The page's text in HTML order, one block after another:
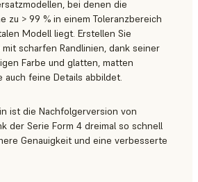
bei denen die
zu > 99 % in einem Toleranzbereich
Modell liegt. Erstellen Sie
scharfen Randlinien, dank seiner
Farbe und glatten, matten
auch feine Details abbildet.
ist die Nachfolgerversion von
der Serie Form 4 dreimal so schnell
Genauigkeit und eine verbesserte